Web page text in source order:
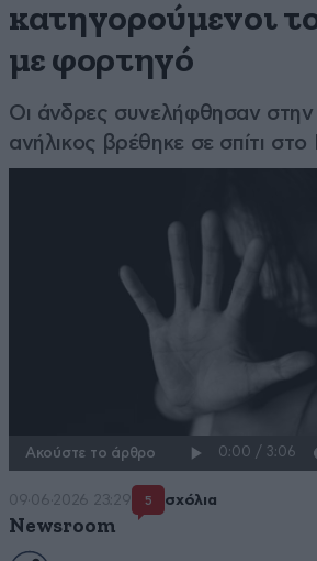
κατηγορούμενοι
με φορτηγό
Οι άνδρες συνελήφθησαν
ανήλικος βρέθηκε σε σπίτι
Ακούστε το άρθρο
09·06·2026 23:29 5 σχόλια
Newsroom